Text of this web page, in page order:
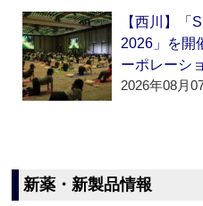
【西川】「
2026」を開
ーポレーシ
2026年08月
新薬・新製品情報